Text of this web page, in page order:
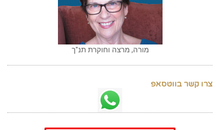
מורה, מרצה וחוקרת תנ"ך
צרו קשר בווטסאפ